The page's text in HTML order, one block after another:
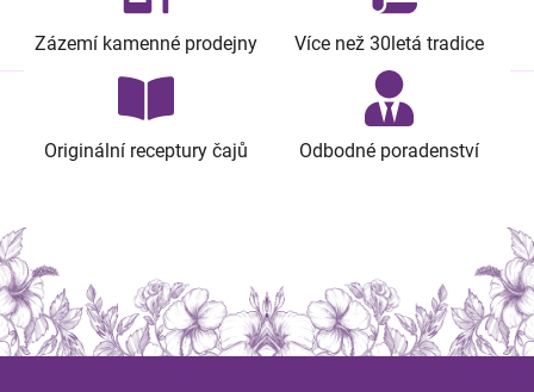
Zázemí kamenné prodejny Více než 30letá tradice
Originální receptury čajů Odbodné poradenství
Z